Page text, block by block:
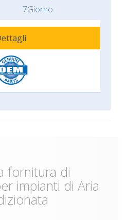
7Giorno
fornitura di
impianti di Aria